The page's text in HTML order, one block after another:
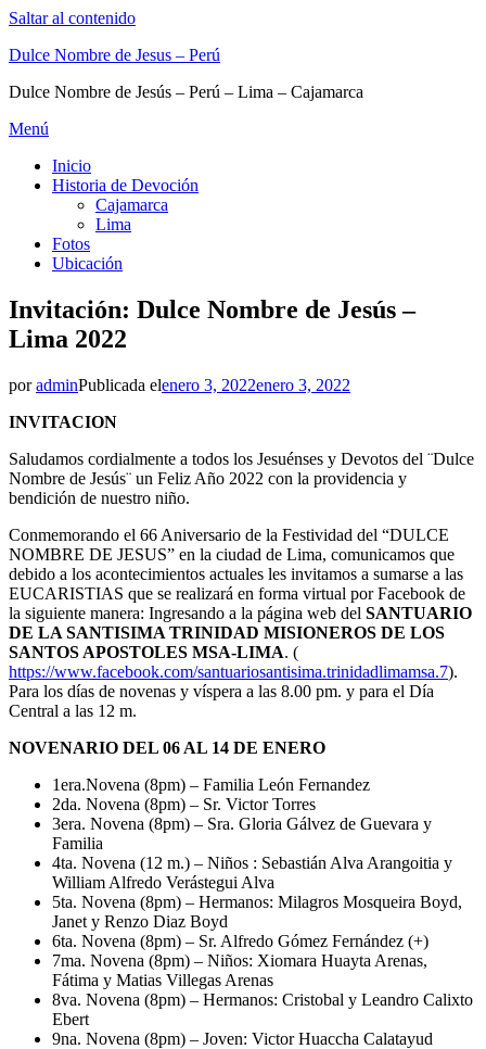
Saltar al contenido
Dulce Nombre de Jesus – Perú
Dulce Nombre de Jesús – Perú – Lima – Cajamarca
Menú
Inicio
Historia de Devoción
Cajamarca
Lima
Fotos
Ubicación
Invitación: Dulce Nombre de Jesús –
Lima 2022
poradminPublicada elenero 3, 2022enero 3, 2022
INVITACION
Saludamos cordialmente a todos los Jesuénses y Devotos del ¨Dulce
Nombre de Jesús¨ un Feliz Año 2022 con la providencia y
bendición de nuestro niño.
Conmemorando el 66 Aniversario de la Festividad del “DULCE
NOMBRE DE JESUS” en la ciudad de Lima, comunicamos que
debido a los acontecimientos actuales les invitamos a sumarse a las
EUCARISTIAS que se realizará en forma virtual por Facebook de
la siguiente manera: Ingresando a la página web del SANTUARIO
DE LA SANTISIMA TRINIDAD MISIONEROS DE LOS
SANTOS APOSTOLES MSA-LIMA. (
https://www.facebook.com/santuariosantisima.trinidadlimamsa.7).
Para los días de novenas y víspera a las 8.00 pm. y para el Día
Central a las 12 m.
NOVENARIO DEL 06 AL 14 DE ENERO
1era.Novena (8pm) – Familia León Fernandez
2da. Novena (8pm) – Sr. Victor Torres
3era. Novena (8pm) – Sra. Gloria Gálvez de Guevara y
Familia
4ta. Novena (12 m.) – Niños : Sebastián Alva Arangoitia y
William Alfredo Verástegui Alva
5ta. Novena (8pm) – Hermanos: Milagros Mosqueira Boyd,
Janet y Renzo Diaz Boyd
6ta. Novena (8pm) – Sr. Alfredo Gómez Fernández (+)
7ma. Novena (8pm) – Niños: Xiomara Huayta Arenas,
Fátima y Matias Villegas Arenas
8va. Novena (8pm) – Hermanos: Cristobal y Leandro Calixto
Ebert
9na. Novena (8pm) – Joven: Victor Huaccha Calatayud